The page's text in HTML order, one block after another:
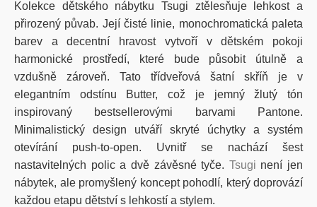
Kolekce dětského nábytku Tsugi ztělesňuje lehkost a
přirozený půvab. Její čisté linie, monochromatická paleta
barev a decentní hravost vytvoří v dětském pokoji
harmonické prostředí, které bude působit útulně a
vzdušně zároveň. Tato třídveřová šatní skříň je v
elegantním odstínu Butter, což je jemný žlutý tón
inspirovaný bestsellerovými barvami Pantone.
Minimalistický design utváří skryté úchytky a systém
otevírání push-to-open. Uvnitř se nachází šest
nastavitelných polic a dvě závěsné tyče. Tsugi není jen
nábytek, ale promyšlený koncept pohodlí, který doprovází
každou etapu dětství s lehkostí a stylem.